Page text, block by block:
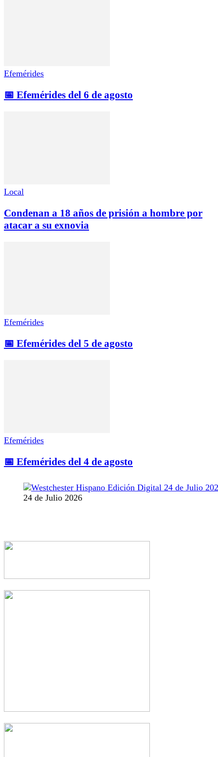
Efemérides
📅 Efemérides del 6 de agosto
Local
Condenan a 18 años de prisión a hombre por
atacar a su exnovia
Efemérides
📅 Efemérides del 5 de agosto
Efemérides
📅 Efemérides del 4 de agosto
24 de Julio 2026